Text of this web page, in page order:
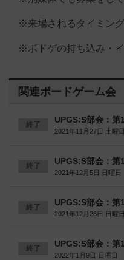
※来場されるタイミン
※ボドゲの持ち込み・イ
関連ボードゲーム会
終了 UPGS:S部会：第
2021年11月27日 土曜日
終了 UPGS:S部会：第
2021年12月5日 日曜日
終了 UPGS:S部会：第
2021年12月26日 日曜日
終了 UPGS:S部会：第
2022年1月9日 日曜日